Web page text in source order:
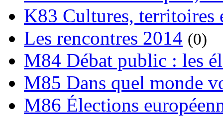
K83 Cultures, territoires
Les rencontres 2014 (0)
M84 Débat public : les
M85 Dans quel monde
M86 Élections